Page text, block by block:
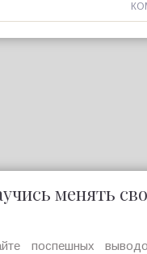
менять
поспешных